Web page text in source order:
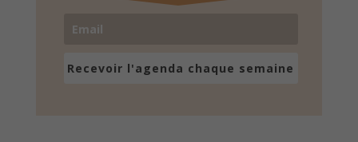
Recevoir l'agenda chaque semaine